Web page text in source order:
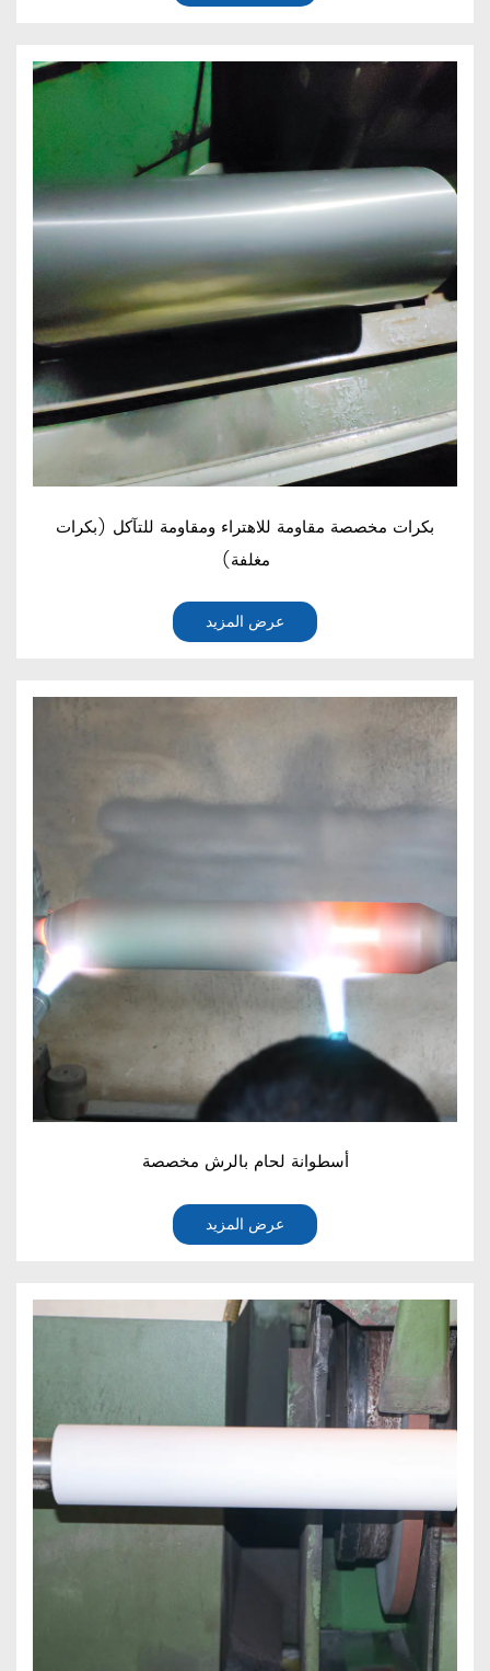
بكرات مخصصة مقاومة للاهتراء ومقاومة للتآكل (بكرات
مغلفة)
عرض المزيد
أسطوانة لحام بالرش مخصصة
عرض المزيد